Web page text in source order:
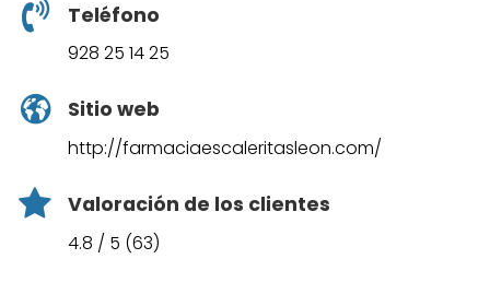
Teléfono
928 25 14 25
Sitio web
http://farmaciaescaleritasleon.com/
Valoración de los clientes
4.8 / 5 (63)